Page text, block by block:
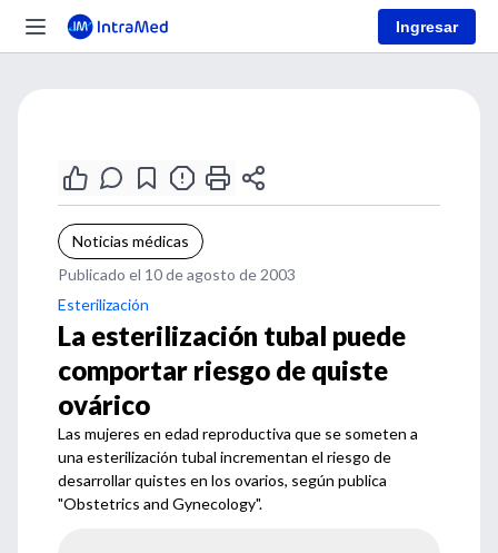
Ingresar
Noticias médicas
Publicado el 10 de agosto de 2003
Esterilización
La esterilización tubal puede
comportar riesgo de quiste
ovárico
Las mujeres en edad reproductiva que se someten a
una esterilización tubal incrementan el riesgo de
desarrollar quistes en los ovarios, según publica
"Obstetrics and Gynecology".